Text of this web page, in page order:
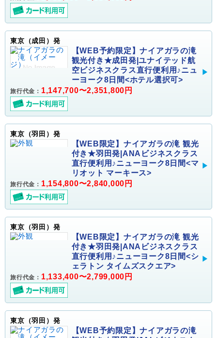
東京（成田）発
【WEB予約限定】ナイアガラの滝
観光付き★成田発|ユナイテッド航
空ビジネスクラス直行便利用♪ニュ
ーヨーク8日間<ホテル選択可>
旅行代金： 1,147,700〜2,351,800円
東京（羽田）発
【WEB限定】ナイアガラの滝 観光
付き★羽田発|ANAビジネスクラス
直行便利用♪ニューヨーク8日間<マ
リオット マーキース>
旅行代金： 1,154,800〜2,840,000円
東京（羽田）発
【WEB限定】ナイアガラの滝 観光
付き★羽田発|ANAビジネスクラス
直行便利用♪ニューヨーク8日間<シ
ェラトン タイムズスクエア>
旅行代金： 1,133,400〜2,799,000円
東京（羽田）発
【WEB予約限定】ナイアガラの滝